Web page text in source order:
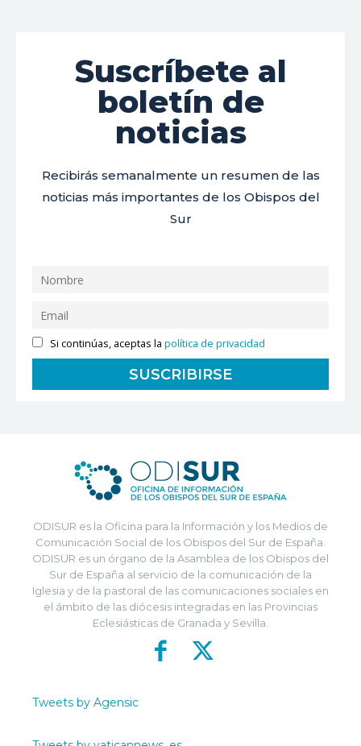
Suscríbete al
boletín de
noticias
Recibirás semanalmente un resumen de las
noticias más importantes de los Obispos del
Sur
Si continúas, aceptas lapolítica de privacidad
ODISUR es la Oficina para la Información y los Medios de
Comunicación Social de los Obispos del Sur de España.
ODISUR es un órgano de la Asamblea de los Obispos del
Sur de España al servicio de la comunicación de la
Iglesia y de la pastoral de las comunicaciones sociales en
el ámbito de las diócesis integradas en las Provincias
Eclesiásticas de Granada y Sevilla.
Tweets by Agensic